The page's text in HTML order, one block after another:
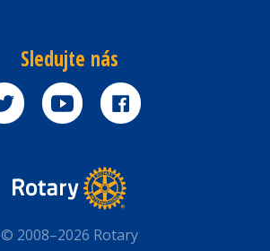
Sledujte nás
© 2008–2026 Rotary